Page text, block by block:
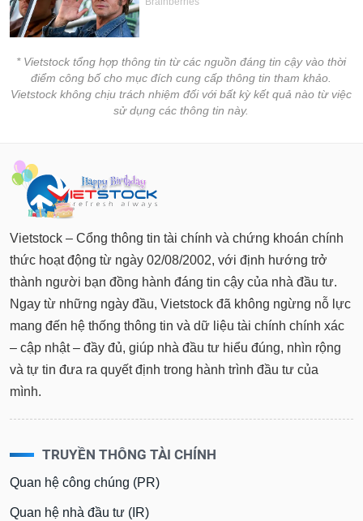
* Vietstock tổng hợp thông tin từ các nguồn đáng tin cậy vào thời
điểm công bố cho mục đích cung cấp thông tin tham khảo.
Vietstock không chịu trách nhiệm đối với bất kỳ kết quả nào từ việc
sử dụng các thông tin này.
Vietstock – Cổng thông tin tài chính và chứng khoán chính
thức hoạt động từ ngày 02/08/2002, với định hướng trở
thành người bạn đồng hành đáng tin cậy của nhà đầu tư.
Ngay từ những ngày đầu, Vietstock đã không ngừng nỗ lực
mang đến hệ thống thông tin và dữ liệu tài chính chính xác
– cập nhật – đầy đủ, giúp nhà đầu tư hiểu đúng, nhìn rộng
và tự tin đưa ra quyết định trong hành trình đầu tư của
mình.
TRUYỀN THÔNG TÀI CHÍNH
Quan hệ công chúng (PR)
Quan hệ nhà đầu tư (IR)